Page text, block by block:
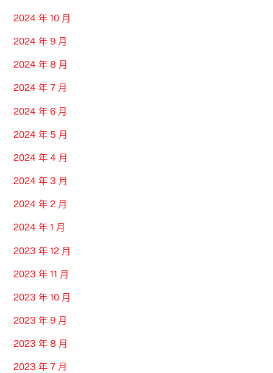
2024 年 10 月
2024 年 9 月
2024 年 8 月
2024 年 7 月
2024 年 6 月
2024 年 5 月
2024 年 4 月
2024 年 3 月
2024 年 2 月
2024 年 1 月
2023 年 12 月
2023 年 11 月
2023 年 10 月
2023 年 9 月
2023 年 8 月
2023 年 7 月